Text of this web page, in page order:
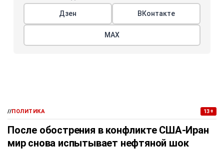
Дзен ВКонтакте
МАХ
//ПОЛИТИКА 13+
После обострения в конфликте США-Иран
мир снова испытывает нефтяной шок